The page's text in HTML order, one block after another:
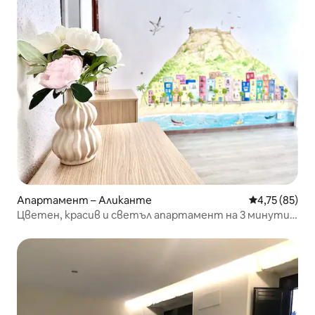
Апартамент – Аликанте Средна
4,75 (85)
Цветен, красив и светъл апартамент на 3 минути